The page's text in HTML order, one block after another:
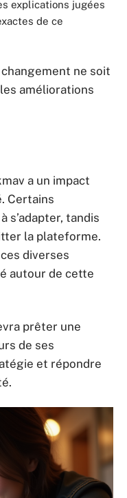
explications jugées
de ce
ne soit
améliorations
a un impact
Certains
s’adapter, tandis
la plateforme.
diverses
autour de cette
prêter une
de ses
et répondre